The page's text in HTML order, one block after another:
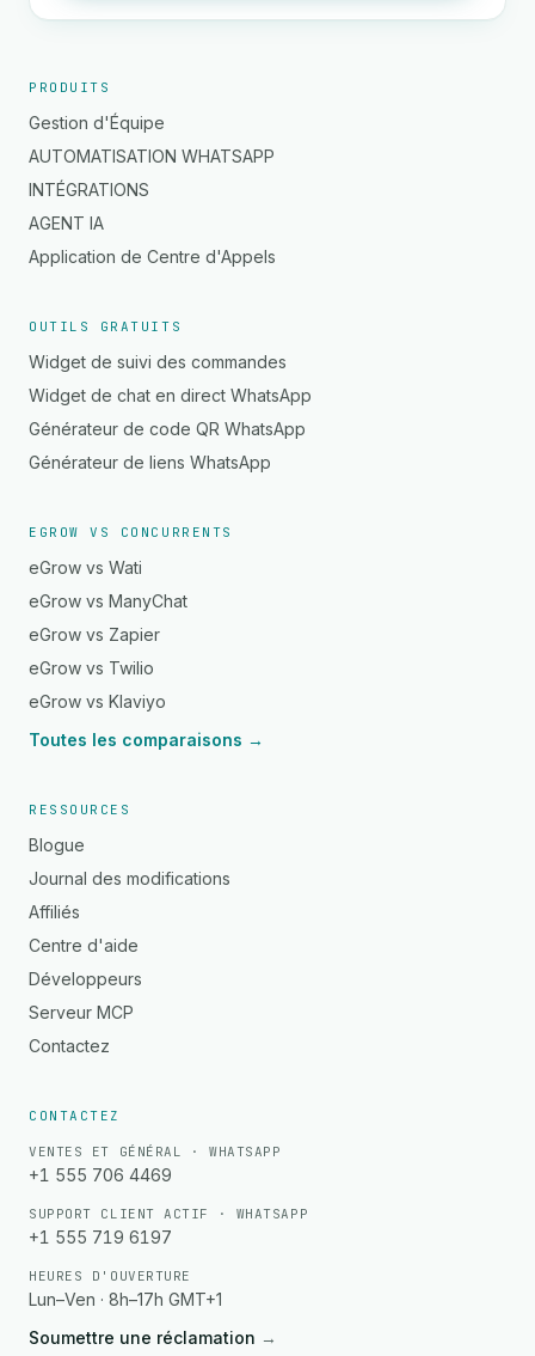
PRODUITS
Gestion d'Équipe
AUTOMATISATION WHATSAPP
INTÉGRATIONS
AGENT IA
Application de Centre d'Appels
OUTILS GRATUITS
Widget de suivi des commandes
Widget de chat en direct WhatsApp
Générateur de code QR WhatsApp
Générateur de liens WhatsApp
EGROW VS CONCURRENTS
eGrow vs Wati
eGrow vs ManyChat
eGrow vs Zapier
eGrow vs Twilio
eGrow vs Klaviyo
Toutes les comparaisons →
RESSOURCES
Blogue
Journal des modifications
Affiliés
Centre d'aide
Développeurs
Serveur MCP
Contactez
CONTACTEZ
VENTES ET GÉNÉRAL · WHATSAPP
+1 555 706 4469
SUPPORT CLIENT ACTIF · WHATSAPP
+1 555 719 6197
HEURES D'OUVERTURE
Lun–Ven · 8h–17h GMT+1
Soumettre une réclamation →